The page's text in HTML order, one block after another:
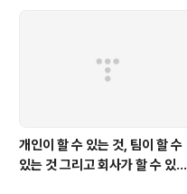
개인이 할 수 있는 것, 팀이 할 수
있는 것 그리고 회사가 할 수 있는